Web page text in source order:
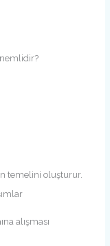
temelini oluşturur.
alışması